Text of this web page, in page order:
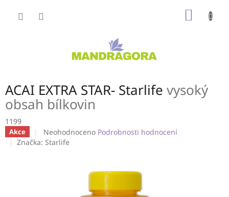
ACAI EXTRA STAR- Starlife vysoký
obsah bílkovin
1199
Akce
Průměrné
hodnocení
Neohodnoceno Podrobnosti hodnocení
Značka: Starlife